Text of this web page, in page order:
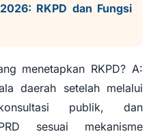
RKPD dan Fungsi
menetapkan RKPD? A:
daerah setelah melalui
publik, dan
sesuai mekanisme